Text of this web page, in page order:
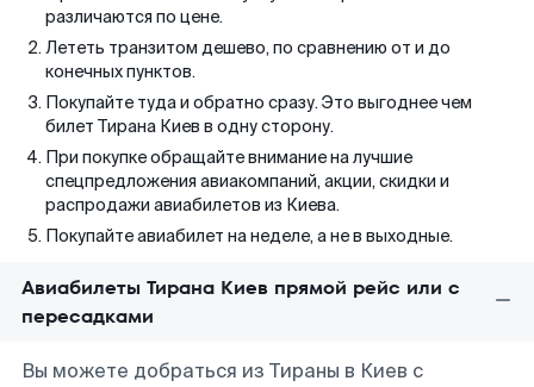
различаются по цене.
Лететь транзитом дешево, по сравнению от и до
конечных пунктов.
Покупайте туда и обратно сразу. Это выгоднее чем
билет Тирана Киев в одну сторону.
При покупке обращайте внимание на лучшие
спецпредложения авиакомпаний, акции, скидки и
распродажи авиабилетов из Киева.
Покупайте авиабилет на неделе, а не в выходные.
Авиабилеты Тирана Киев прямой рейс или с
пересадками
Вы можете добраться из Тираны в Киев с